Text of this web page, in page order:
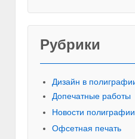
Рубрики
Дизайн в
Допечатные работы
Новости полиграфии
Офсетная печать